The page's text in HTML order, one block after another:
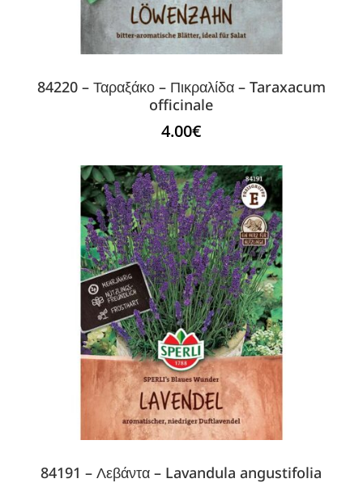
84220 – Ταραξάκο – Πικραλίδα – Taraxacum
officinale
4.00€
84191 – Λεβάντα – Lavandula angustifolia